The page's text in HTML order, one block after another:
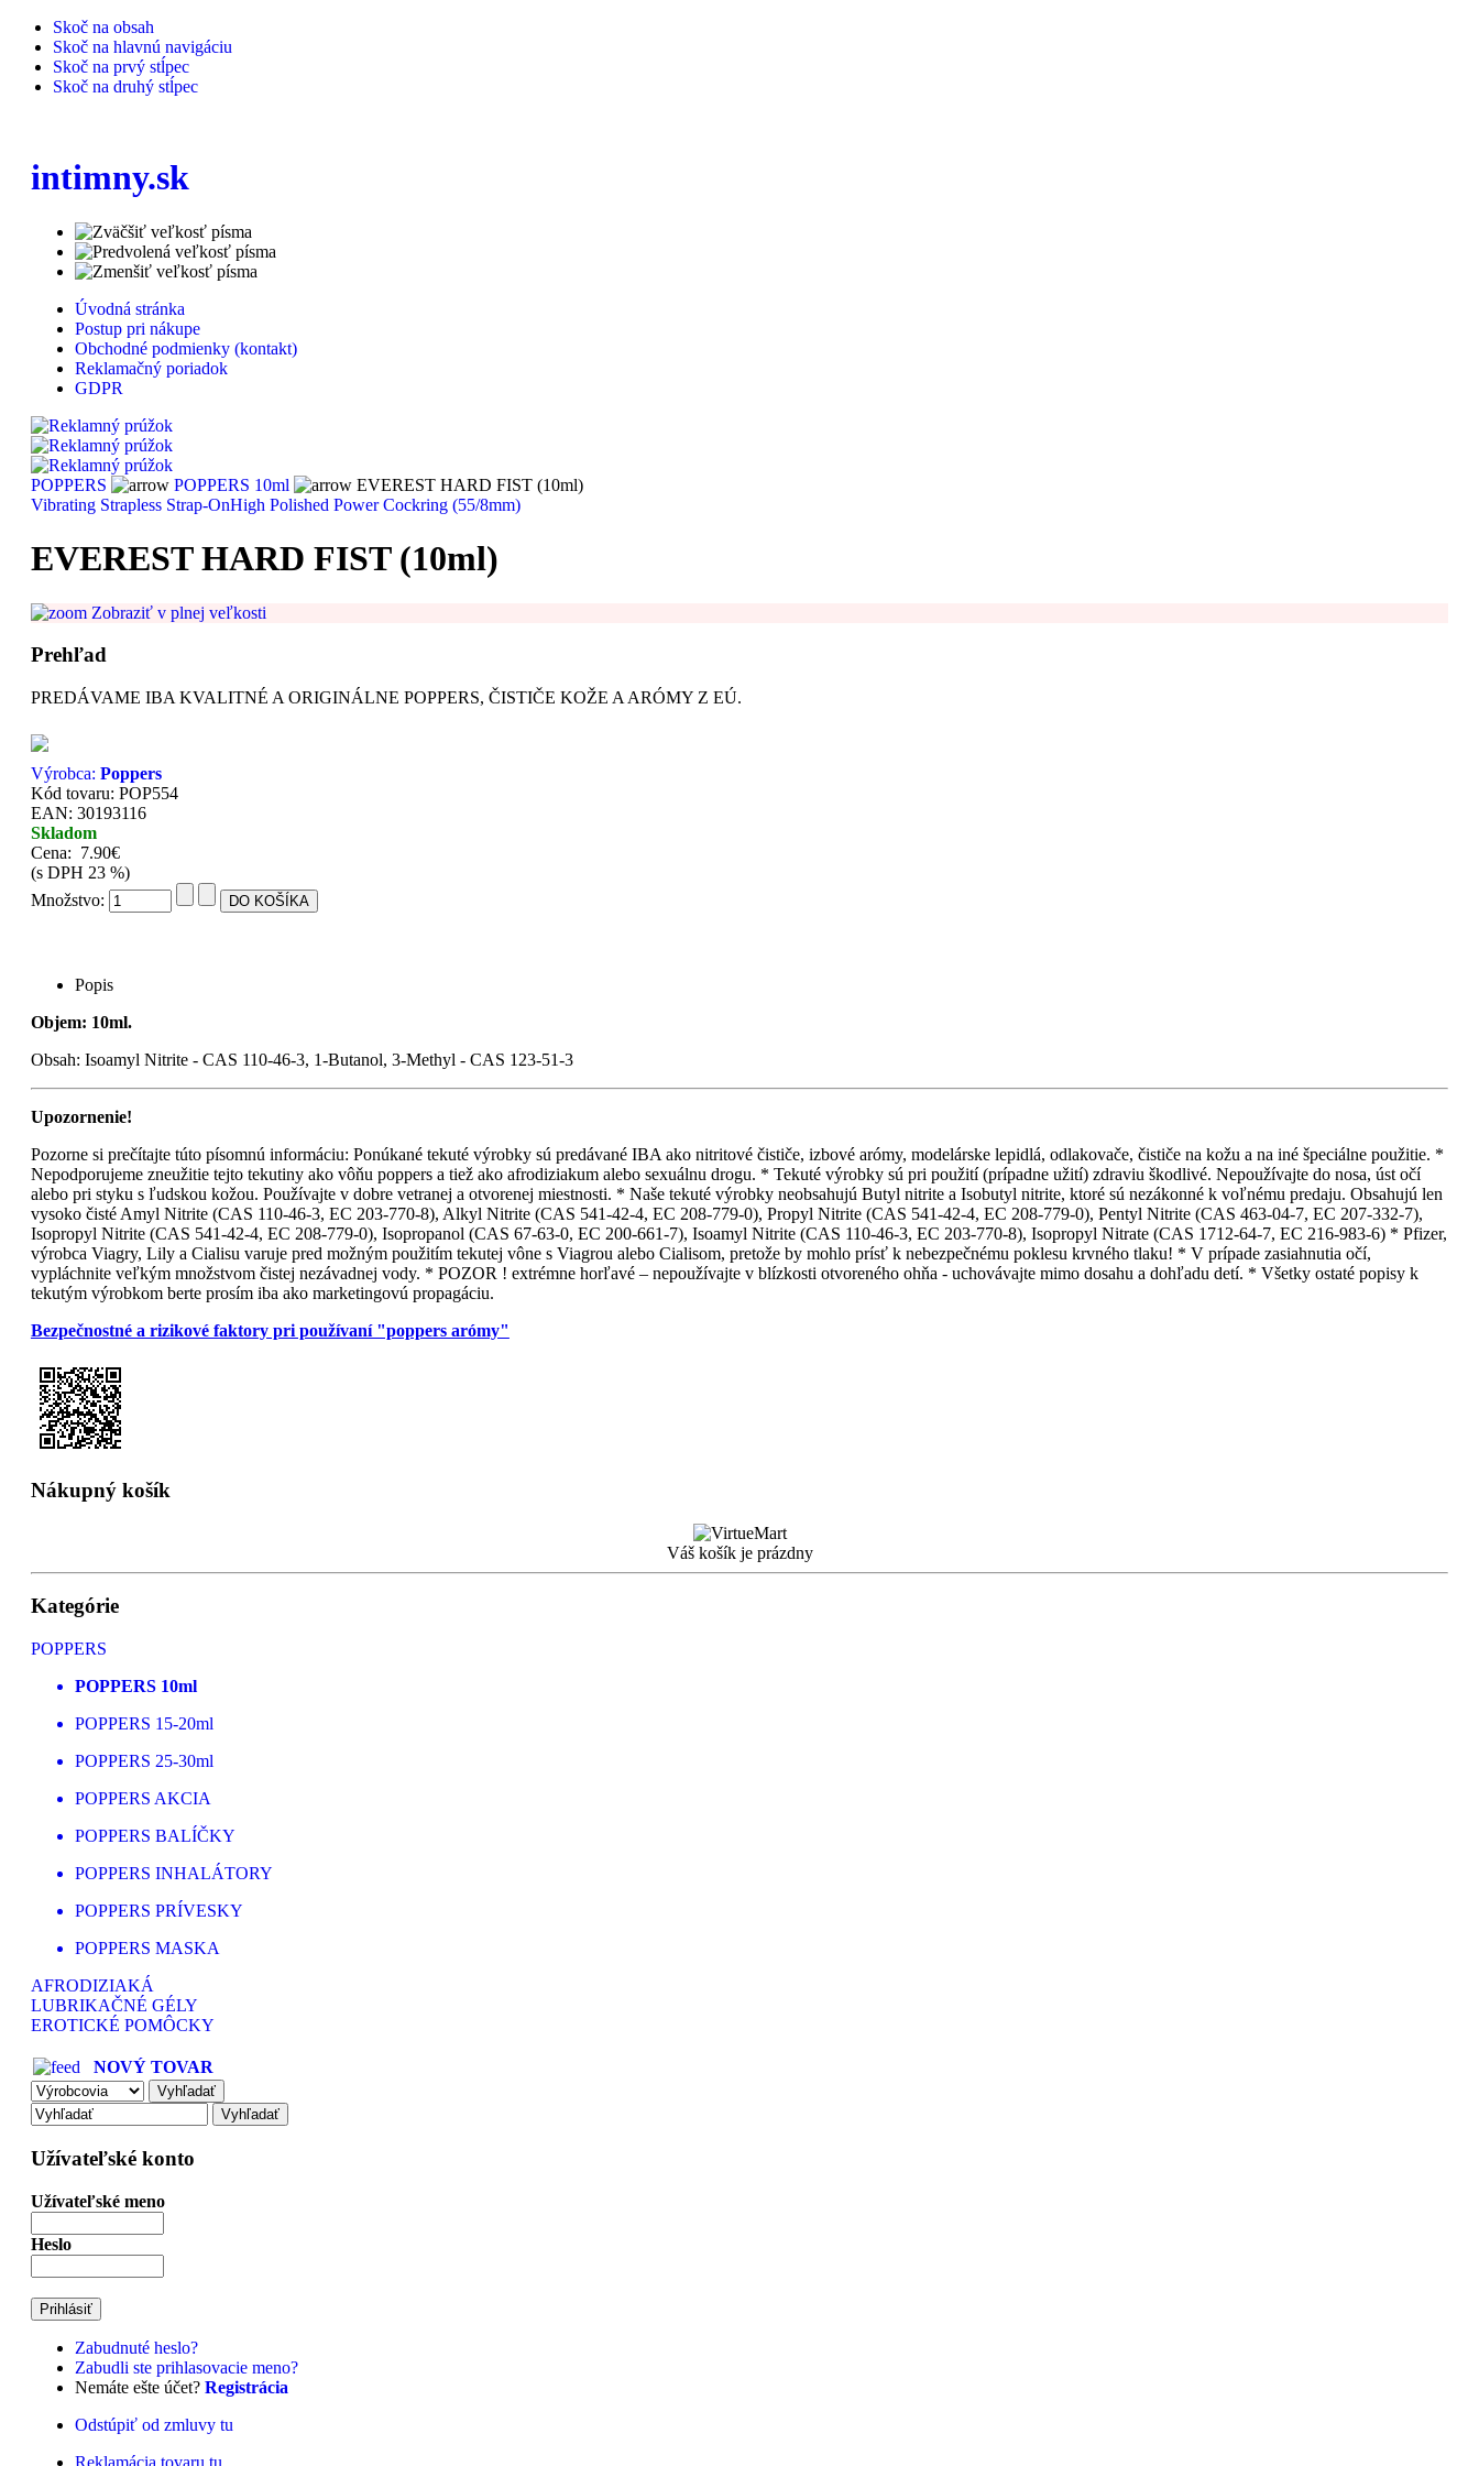
Skoč na obsah
Skoč na hlavnú navigáciu
Skoč na prvý stĺpec
Skoč na druhý stĺpec
intimny.sk
Úvodná stránka
Postup pri nákupe
Obchodné podmienky (kontakt)
Reklamačný poriadok
GDPR
POPPERS POPPERS 10ml
EVEREST HARD FIST (10ml)
Vibrating Strapless Strap-OnHigh Polished Power Cockring (55/8mm)
EVEREST HARD FIST (10ml)
Zobraziť v plnej veľkosti
Prehľad
PREDÁVAME IBA KVALITNÉ A ORIGINÁLNE POPPERS, ČISTIČE KOŽE A ARÓMY Z EÚ.
Výrobca: Poppers
Kód tovaru: POP554
EAN: 30193116
Skladom
Cena: 7.90€
(s DPH 23 %)
Množstvo:
Popis
Objem: 10ml.
Obsah: Isoamyl Nitrite - CAS 110-46-3, 1-Butanol, 3-Methyl - CAS 123-51-3
Upozornenie!
Pozorne si prečítajte túto písomnú informáciu: Ponúkané tekuté výrobky sú predávané IBA ako nitritové čističe, izbové arómy, modelárske lepidlá, odlakovače, čističe na kožu a na iné špeciálne použitie. *
Nepodporujeme zneužitie tejto tekutiny ako vôňu poppers a tiež ako afrodiziakum alebo sexuálnu drogu. * Tekuté výrobky sú pri použití (prípadne užití) zdraviu škodlivé. Nepoužívajte do nosa, úst očí
alebo pri styku s ľudskou kožou. Používajte v dobre vetranej a otvorenej miestnosti. * Naše tekuté výrobky neobsahujú Butyl nitrite a Isobutyl nitrite, ktoré sú nezákonné k voľnému predaju. Obsahujú len
vysoko čisté Amyl Nitrite (CAS 110-46-3, EC 203-770-8), Alkyl Nitrite (CAS 541-42-4, EC 208-779-0), Propyl Nitrite (CAS 541-42-4, EC 208-779-0), Pentyl Nitrite (CAS 463-04-7, EC 207-332-7),
Isopropyl Nitrite (CAS 541-42-4, EC 208-779-0), Isopropanol (CAS 67-63-0, EC 200-661-7), Isoamyl Nitrite (CAS 110-46-3, EC 203-770-8), Isopropyl Nitrate (CAS 1712-64-7, EC 216-983-6) * Pfizer,
výrobca Viagry, Lily a Cialisu varuje pred možným použitím tekutej vône s Viagrou alebo Cialisom, pretože by mohlo prísť k nebezpečnému poklesu krvného tlaku! * V prípade zasiahnutia očí,
vypláchnite veľkým množstvom čistej nezávadnej vody. * POZOR ! extrémne horľavé – nepoužívajte v blízkosti otvoreného ohňa - uchovávajte mimo dosahu a dohľadu detí. * Všetky ostaté popisy k
tekutým výrobkom berte prosím iba ako marketingovú propagáciu.
Bezpečnostné a rizikové faktory pri používaní "poppers arómy"
Nákupný košík
Váš košík je prázdny
Kategórie
POPPERS
POPPERS 10ml
POPPERS 15-20ml
POPPERS 25-30ml
POPPERS AKCIA
POPPERS BALÍČKY
POPPERS INHALÁTORY
POPPERS PRÍVESKY
POPPERS MASKA
AFRODIZIAKÁ
LUBRIKAČNÉ GÉLY
EROTICKÉ POMÔCKY
NOVÝ TOVAR
Užívateľské konto
Užívateľské meno
Heslo
Zabudnuté heslo?
Zabudli ste prihlasovacie meno?
Nemáte ešte účet? Registrácia
Odstúpiť od zmluvy tu
Reklamácia tovaru tu